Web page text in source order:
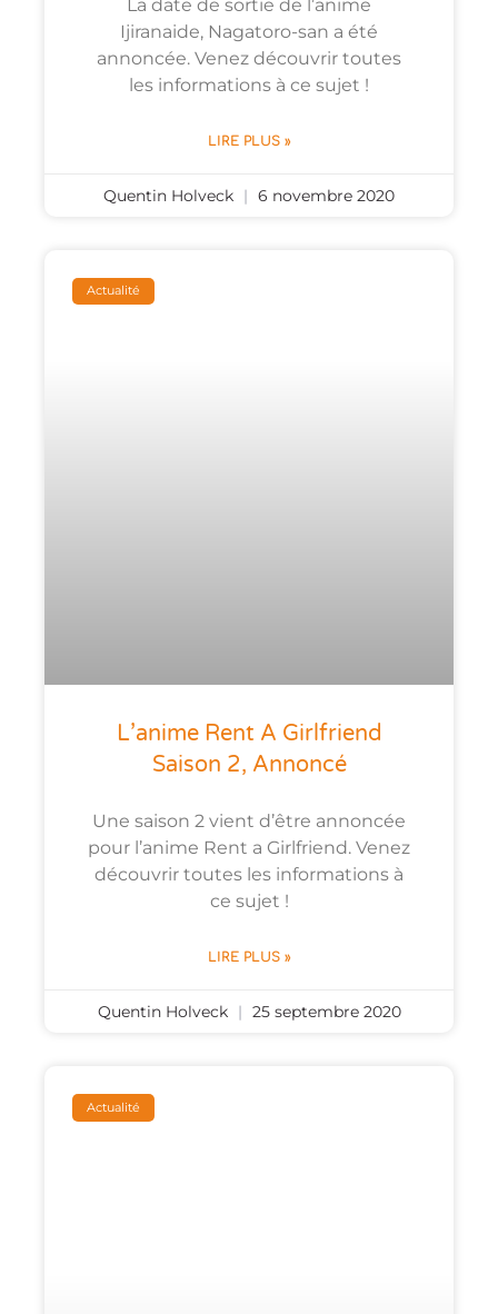
La date de sortie de l’anime
Ijiranaide, Nagatoro-san a été
annoncée. Venez découvrir toutes
les informations à ce sujet !
LIRE PLUS »
Quentin Holveck 6 novembre 2020
Actualité
L’anime Rent A Girlfriend
Saison 2, Annoncé
Une saison 2 vient d’être annoncée
pour l’anime Rent a Girlfriend. Venez
découvrir toutes les informations à
ce sujet !
LIRE PLUS »
Quentin Holveck 25 septembre 2020
Actualité